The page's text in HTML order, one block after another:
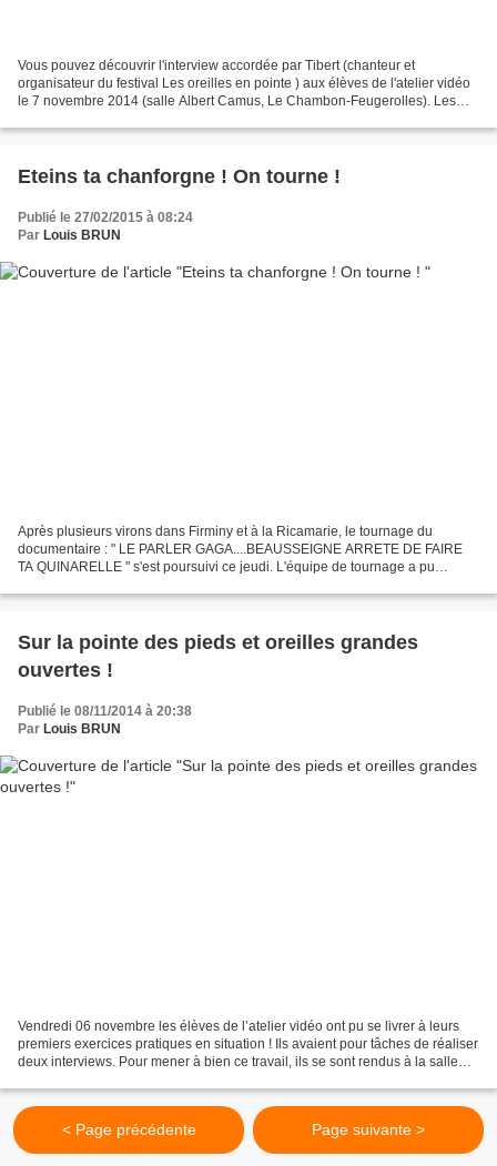
Vous pouvez découvrir l'interview accordée par Tibert (chanteur et
organisateur du festival Les oreilles en pointe ) aux élèves de l'atelier vidéo
le 7 novembre 2014 (salle Albert Camus, Le Chambon-Feugerolles). Les
Eteins ta chanforgne ! On tourne !
Publié le 27/02/2015 à 08:24
Par Louis BRUN
Après plusieurs virons dans Firminy et à la Ricamarie, le tournage du
documentaire : " LE PARLER GAGA....BEAUSSEIGNE ARRETE DE FAIRE
TA QUINARELLE " s'est poursuivi ce jeudi. L'équipe de tournage a pu
Sur la pointe des pieds et oreilles grandes
ouvertes !
Publié le 08/11/2014 à 20:38
Par Louis BRUN
Vendredi 06 novembre les élèves de l’atelier vidéo ont pu se livrer à leurs
premiers exercices pratiques en situation ! Ils avaient pour tâches de réaliser
deux interviews. Pour mener à bien ce travail, ils se sont rendus à la salle
< Page précédente Page suivante >